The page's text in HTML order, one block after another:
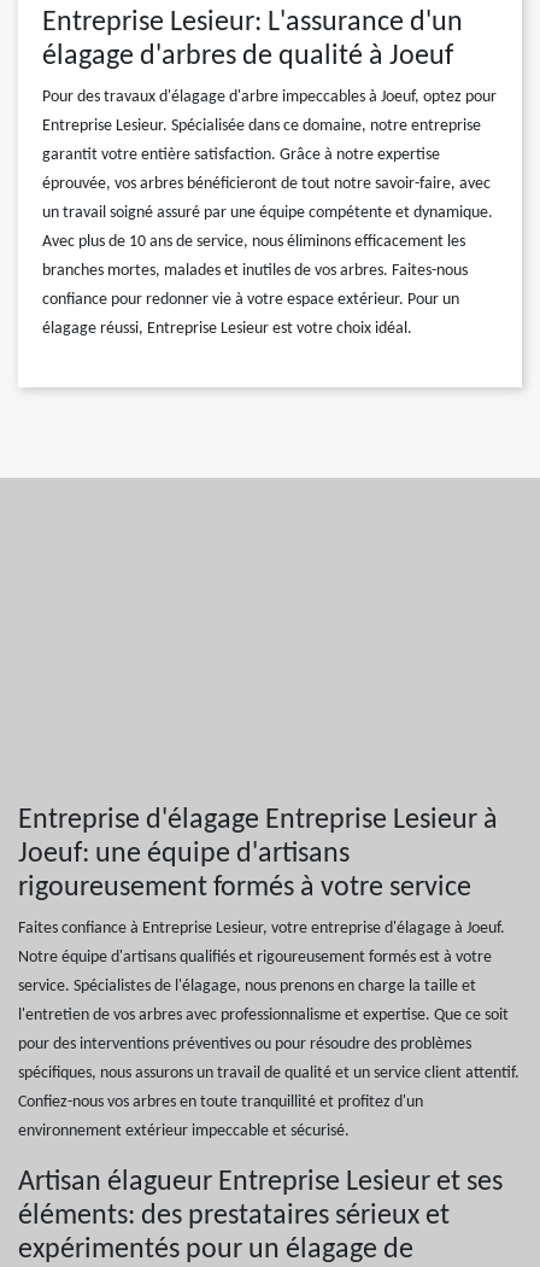
Entreprise Lesieur: L'assurance d'un
élagage d'arbres de qualité à Joeuf
Pour des travaux d'élagage d'arbre impeccables à Joeuf, optez pour
Entreprise Lesieur. Spécialisée dans ce domaine, notre entreprise
garantit votre entière satisfaction. Grâce à notre expertise
éprouvée, vos arbres bénéficieront de tout notre savoir-faire, avec
un travail soigné assuré par une équipe compétente et dynamique.
Avec plus de 10 ans de service, nous éliminons efficacement les
branches mortes, malades et inutiles de vos arbres. Faites-nous
confiance pour redonner vie à votre espace extérieur. Pour un
élagage réussi, Entreprise Lesieur est votre choix idéal.
Entreprise d'élagage Entreprise Lesieur à
Joeuf: une équipe d'artisans
rigoureusement formés à votre service
Faites confiance à Entreprise Lesieur, votre entreprise d'élagage à Joeuf.
Notre équipe d'artisans qualifiés et rigoureusement formés est à votre
service. Spécialistes de l'élagage, nous prenons en charge la taille et
l'entretien de vos arbres avec professionnalisme et expertise. Que ce soit
pour des interventions préventives ou pour résoudre des problèmes
spécifiques, nous assurons un travail de qualité et un service client attentif.
Confiez-nous vos arbres en toute tranquillité et profitez d'un
environnement extérieur impeccable et sécurisé.
Artisan élagueur Entreprise Lesieur et ses
éléments: des prestataires sérieux et
expérimentés pour un élagage de